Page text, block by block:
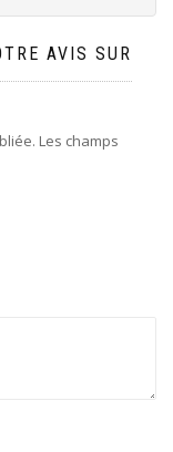
AVIS SUR
Les champs